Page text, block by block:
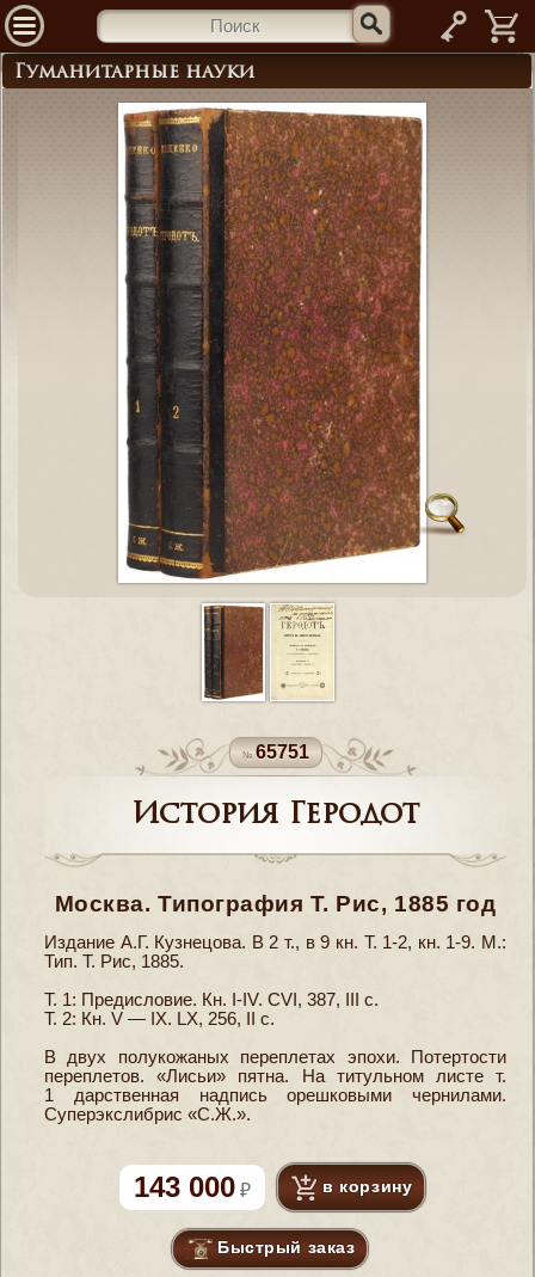
—
Гуманитарные науки
65751
История Геродот
Москва. Типография Т. Рис, 1885 год
Издание А.Г. Кузнецова. В 2 т., в 9 кн. Т. 1-2, кн. 1-9. М.:
Тип. Т. Рис, 1885.
Т. 1: Предисловие. Кн. I-IV. CVI, 387, III с.
Т. 2: Кн. V — IX. LX, 256, II с.
В двух полукожаных переплетах эпохи. Потертости
переплетов. «Лисьи» пятна. На титульном листе т.
1 дарственная надпись орешковыми чернилами.
Суперэкслибрис «С.Ж.».
143 000 в корзину
Быстрый заказ